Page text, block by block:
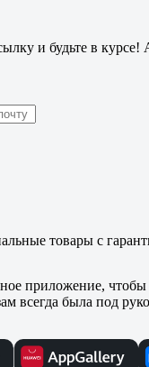
и будьте в
товары с
приложение,
всегда была под